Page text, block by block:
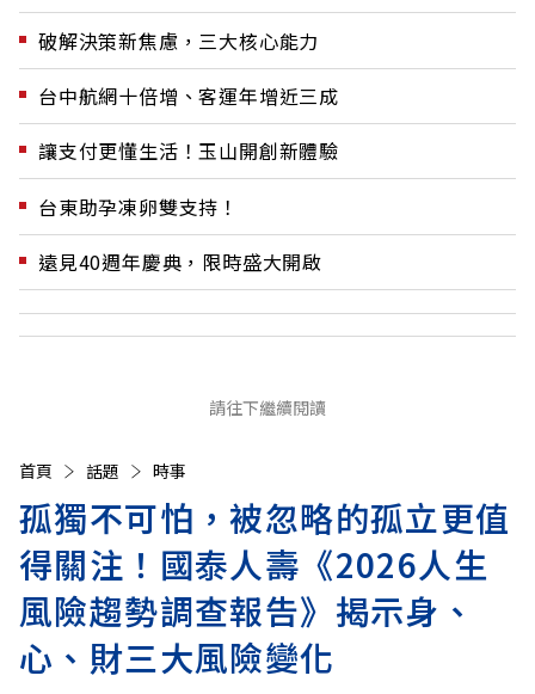
破解決策新焦慮，三大核心能力
台中航網十倍增、客運年增近三成
讓支付更懂生活！玉山開創新體驗
台東助孕凍卵雙支持！
遠見40週年慶典，限時盛大開啟
請往下繼續閱讀
首頁 話題 時事
孤獨不可怕，被忽略的孤立更值
得關注！國泰人壽《2026人生
風險趨勢調查報告》揭示身、
心、財三大風險變化